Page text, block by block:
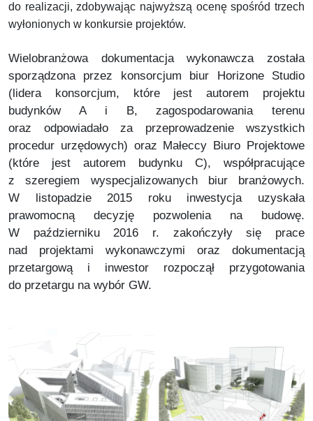
do realizacji, zdobywając najwyższą ocenę spośród trzech
wyłonionych w konkursie projektów.
Wielobranżowa dokumentacja wykonawcza została
sporządzona przez konsorcjum biur Horizone Studio
(lidera konsorcjum, które jest autorem projektu
budynków A i B, zagospodarowania terenu
oraz odpowiadało za przeprowadzenie wszystkich
procedur urzędowych) oraz Małeccy Biuro Projektowe
(które jest autorem budynku C), współpracujące
z szeregiem wyspecjalizowanych biur branżowych.
W listopadzie 2015 roku inwestycja uzyskała
prawomocną decyzję pozwolenia na budowę.
W październiku 2016 r. zakończyły się prace
nad projektami wykonawczymi oraz dokumentacją
przetargową i inwestor rozpoczął przygotowania
do przetargu na wybór GW.